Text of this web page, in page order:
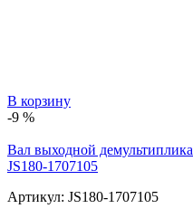
В корзину
-9 %
Вал выходной
JS180-1707105
Артикул: JS180-1707105